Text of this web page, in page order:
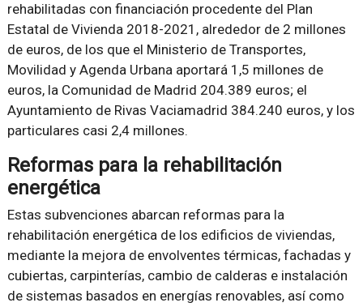
rehabilitadas con financiación procedente del Plan
Estatal de Vivienda 2018-2021, alrededor de 2 millones
de euros, de los que el Ministerio de Transportes,
Movilidad y Agenda Urbana aportará 1,5 millones de
euros, la Comunidad de Madrid 204.389 euros; el
Ayuntamiento de Rivas Vaciamadrid 384.240 euros, y los
particulares casi 2,4 millones.
Reformas para la rehabilitación
energética
Estas subvenciones abarcan reformas para la
rehabilitación energética de los edificios de viviendas,
mediante la mejora de envolventes térmicas, fachadas y
cubiertas, carpinterías, cambio de calderas e instalación
de sistemas basados en energías renovables, así como